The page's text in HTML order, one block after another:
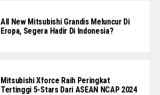
All New Mitsubishi Grandis Meluncur Di
Eropa, Segera Hadir Di Indonesia?
Mitsubishi Xforce Raih Peringkat
Tertinggi 5-Stars Dari ASEAN NCAP 2024